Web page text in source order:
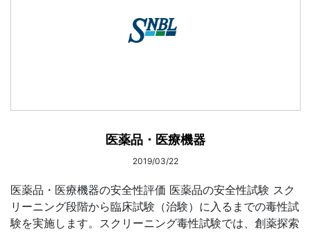
医薬品・医療機器
2019/03/22
医薬品・医療機器の安全性評価 医薬品の安全性試験 スク
リーニング段階から臨床試験（治験）に入るまでの毒性試
験を実施します。スクリーニング毒性試験では、創薬探索